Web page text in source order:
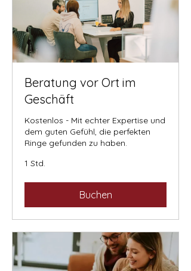
Beratung vor Ort im
Geschäft
Kostenlos - Mit echter Expertise und
dem guten Gefühl, die perfekten
Ringe gefunden zu haben.
1 Std.
Buchen